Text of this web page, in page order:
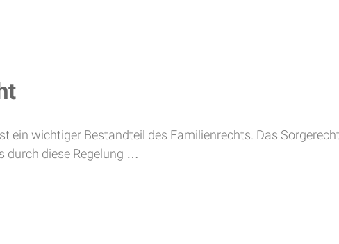
ein wichtiger Bestandteil des Familienrechts. Das
durch diese Regelung …